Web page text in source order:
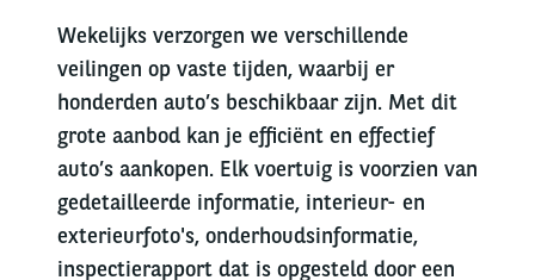
Wekelijks verzorgen we verschillende
veilingen op vaste tijden, waarbij er
honderden auto’s beschikbaar zijn. Met dit
grote aanbod kan je efficiënt en effectief
auto’s aankopen. Elk voertuig is voorzien van
gedetailleerde informatie, interieur- en
exterieurfoto's, onderhoudsinformatie,
inspectierapport dat is opgesteld door een